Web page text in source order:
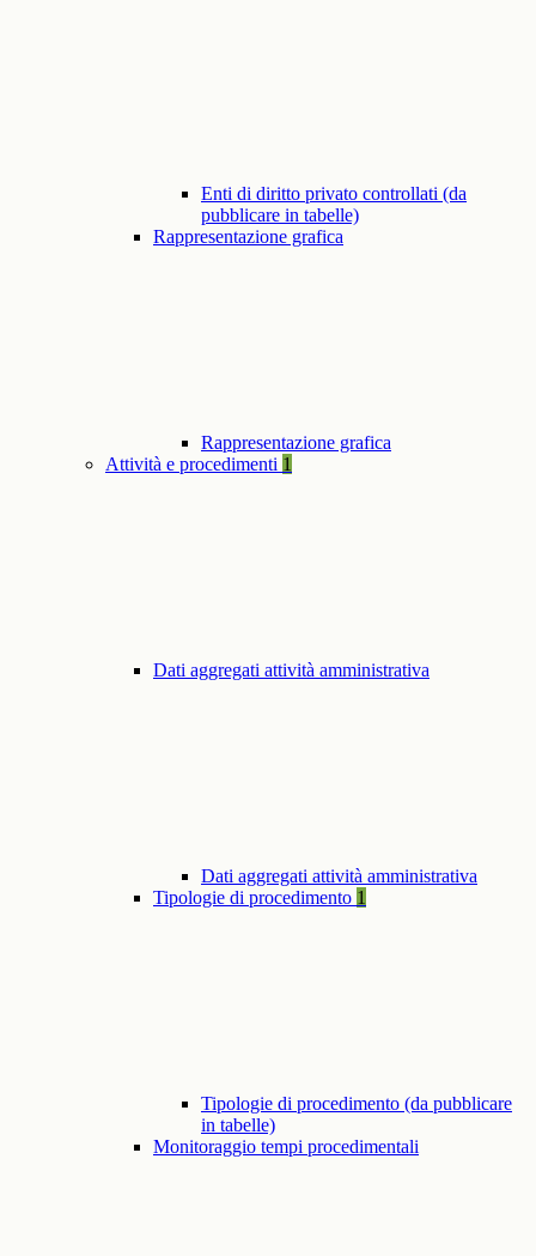
Enti di diritto privato controllati (da
pubblicare in tabelle)
Rappresentazione grafica
Rappresentazione grafica
Attività e procedimenti 1
Dati aggregati attività amministrativa
Dati aggregati attività amministrativa
Tipologie di procedimento 1
Tipologie di procedimento (da pubblicare
in tabelle)
Monitoraggio tempi procedimentali